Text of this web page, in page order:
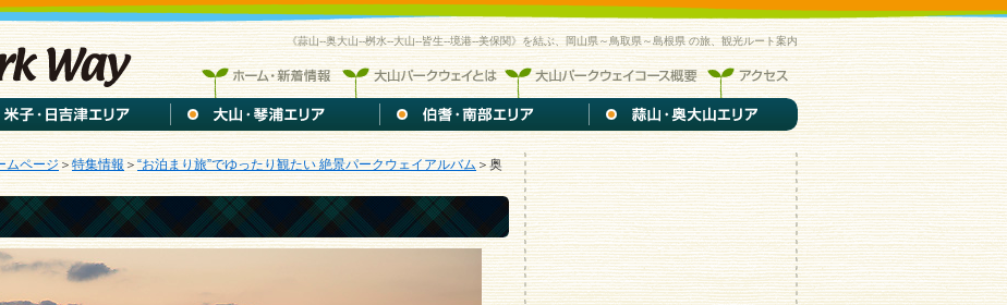
《蒜山--奥大山--桝水--大山--皆生--境港--美保関》を結ぶ、岡山県～鳥取県～島根県 の旅、観光ルート案内
ムページ＞特集情報＞“お泊まり旅”でゆったり観たい 絶景パークウェイアルバム＞奥